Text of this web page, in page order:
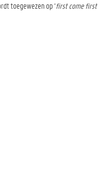
toegewezen op ‘first come first